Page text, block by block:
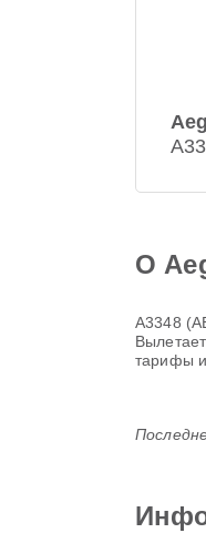
О
A3348 (
тарифы